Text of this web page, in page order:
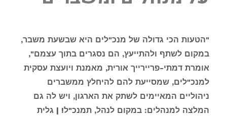
"הטעות הכי גדולה של מנכ"לים היא שבשעת משבר,
במקום לשתף ולהתייעץ, הם נסגרים בתוך עצמם",
אומרת דמתי-פריירייך אורית, מאמנת ויועצת עסקית
למנכ"לים, שמסייעת להם להיחלץ ממשברים
ניהוליים המאיימים לשתק את הארגון, ויש לה גם
המלצה למנהלים: במקום לנהל, תמנכ"ל! | גלית